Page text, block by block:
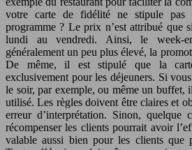
votre carte de fidélité ne stipule
programme ? Le prix n’est attribué que
lundi au vendredi. Ainsi, le week-
généralement un peu plus élevé, la
De même, il est stipulé que la
exclusivement pour les déjeuners. Si
le soir, par exemple, ou même un buffet,
utilisé. Les règles doivent être claires et
erreur d’interprétation. Sinon, quelque
récompenser les clients pourrait avoir
valable aussi bien pour les clients que